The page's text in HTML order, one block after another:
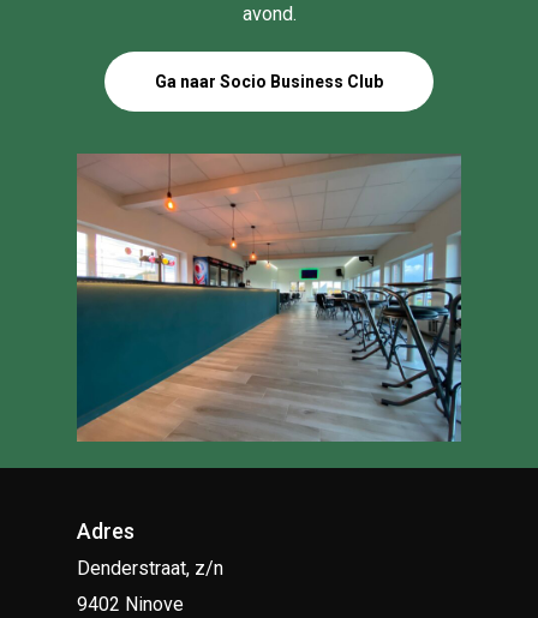
avond.
Ga naar Socio Business Club
Adres
Denderstraat, z/n
9402 Ninove